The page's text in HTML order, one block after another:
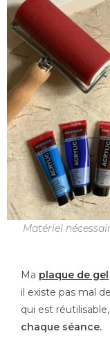
Matériel
Ma plaque de gel
il existe pas mal
qui est
chaque séance.